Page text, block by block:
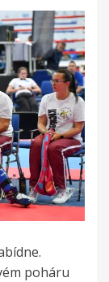
poháru